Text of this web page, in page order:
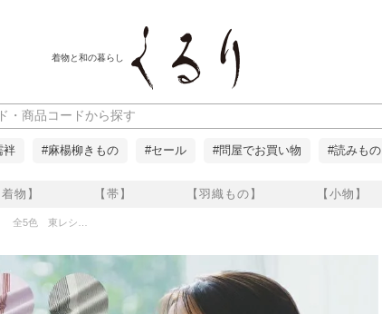
着物と和の暮らし
着物】 【帯】 【羽織もの】 【小物】
袢 #麻楊柳きもの #セール #問屋でお買い物 #読みもの
縞 お仕立て代込み くるり